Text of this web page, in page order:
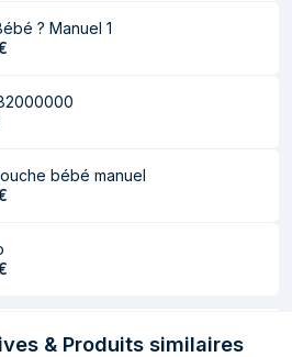
? Manuel 1
bébé manuel
& Produits similaires